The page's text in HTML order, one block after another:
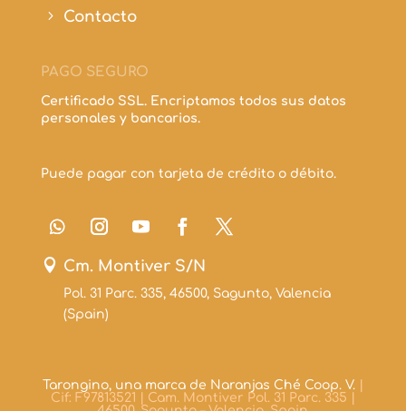
5 Contacto
PAGO SEGURO
Certificado SSL. Encriptamos todos sus datos
personales y bancarios.
Puede pagar con tarjeta de crédito o débito.
 Cm. Montiver S/N
Pol. 31 Parc. 335, 46500, Sagunto, Valencia
(Spain)
Tarongino, una marca de Naranjas Ché Coop. V.
Cif: F97813521 | Cam. Montiver Pol. 31 Parc. 335 |